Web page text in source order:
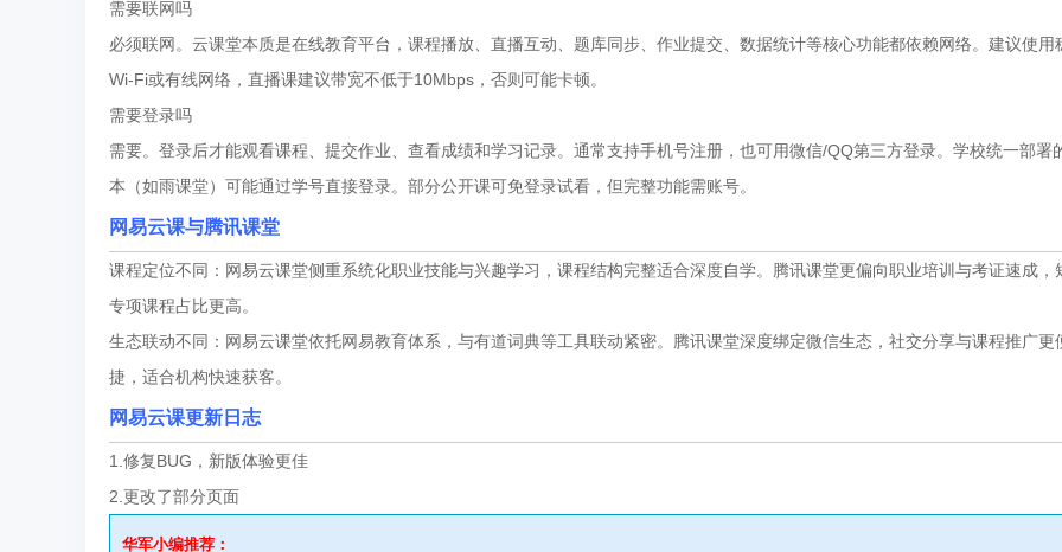
需要联网吗
必须联网。云课堂本质是在线教育平台，课程播放、直播互动、题库同步、作业提交、数据统计等核心功能都依赖网络。建议使用
Wi-Fi或有线网络，直播课建议带宽不低于10Mbps，否则可能卡顿。
需要登录吗
需要。登录后才能观看课程、提交作业、查看成绩和学习记录。通常支持手机号注册，也可用微信/QQ第三方登录。学校统一部署
本（如雨课堂）可能通过学号直接登录。部分公开课可免登录试看，但完整功能需账号。
网易云课与腾讯课堂
课程定位不同：网易云课堂侧重系统化职业技能与兴趣学习，课程结构完整适合深度自学。腾讯课堂更偏向职业培训与考证速成，
专项课程占比更高。
生态联动不同：网易云课堂依托网易教育体系，与有道词典等工具联动紧密。腾讯课堂深度绑定微信生态，社交分享与课程推广更
捷，适合机构快速获客。
网易云课更新日志
1.修复BUG，新版体验更佳
2.更改了部分页面
华军小编推荐：